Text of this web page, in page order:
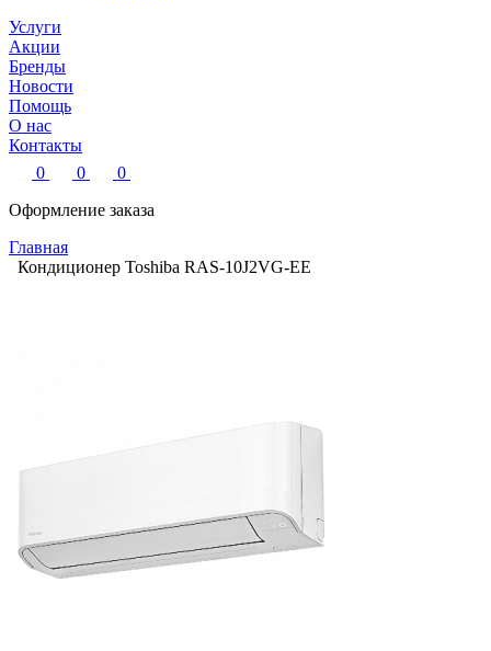
Услуги
Акции
Бренды
Новости
Помощь
О нас
Контакты
0
0
0
Оформление заказа
Главная
Кондиционер Toshiba RAS-10J2VG-EE